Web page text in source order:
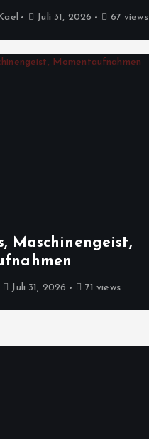
Juli 31, 2026 67 views
Maschinengeist,
Juli 31, 2026 71 views